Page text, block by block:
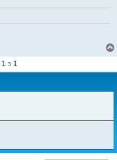
1 з 1